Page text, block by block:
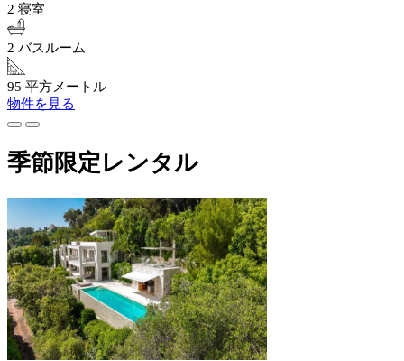
2 寝室
2 バスルーム
95 平方メートル
物件を見る
季節限定レンタル